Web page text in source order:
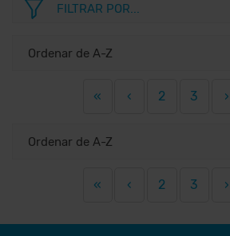
FILTRAR POR...
« ‹ 2 3 ›
« ‹ 2 3 ›